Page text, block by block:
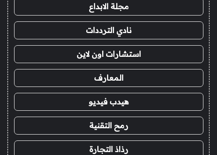
مجلة الابداع
نادي الترددات
استشارات اون لاين
المعارف
هيدب فيديو
رمح التقنية
رذاذ التجارة